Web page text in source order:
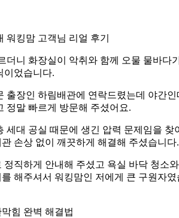
워킹맘 고객님 리얼 후기
더니 화장실이 악취와 함께 오물 물바다
이었습니다.
출장인 하림배관에 연락드렸는데 야간인
정말 빠르게 방문해 주셨어요.
세대 공실 때문에 생긴 압력 문제임을 찾
손상 없이 깨끗하게 해결해 주셨습니다.
정직하게 안내해 주셨고 욕실 바닥 청소와
해주셔서 워킹맘인 저에게 큰 구원자였
힘 완벽 해결법